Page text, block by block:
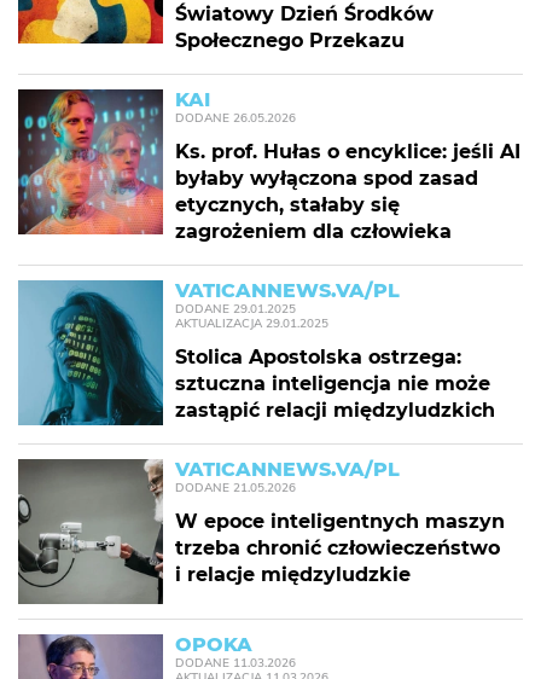
Światowy Dzień Środków
Społecznego Przekazu
KAI
DODANE 26.05.2026
Ks. prof. Hułas o encyklice: jeśli AI
byłaby wyłączona spod zasad
etycznych, stałaby się
zagrożeniem dla człowieka
VATICANNEWS.VA/PL
DODANE 29.01.2025
AKTUALIZACJA 29.01.2025
Stolica Apostolska ostrzega:
sztuczna inteligencja nie może
zastąpić relacji międzyludzkich
VATICANNEWS.VA/PL
DODANE 21.05.2026
W epoce inteligentnych maszyn
trzeba chronić człowieczeństwo
i relacje międzyludzkie
OPOKA
DODANE 11.03.2026